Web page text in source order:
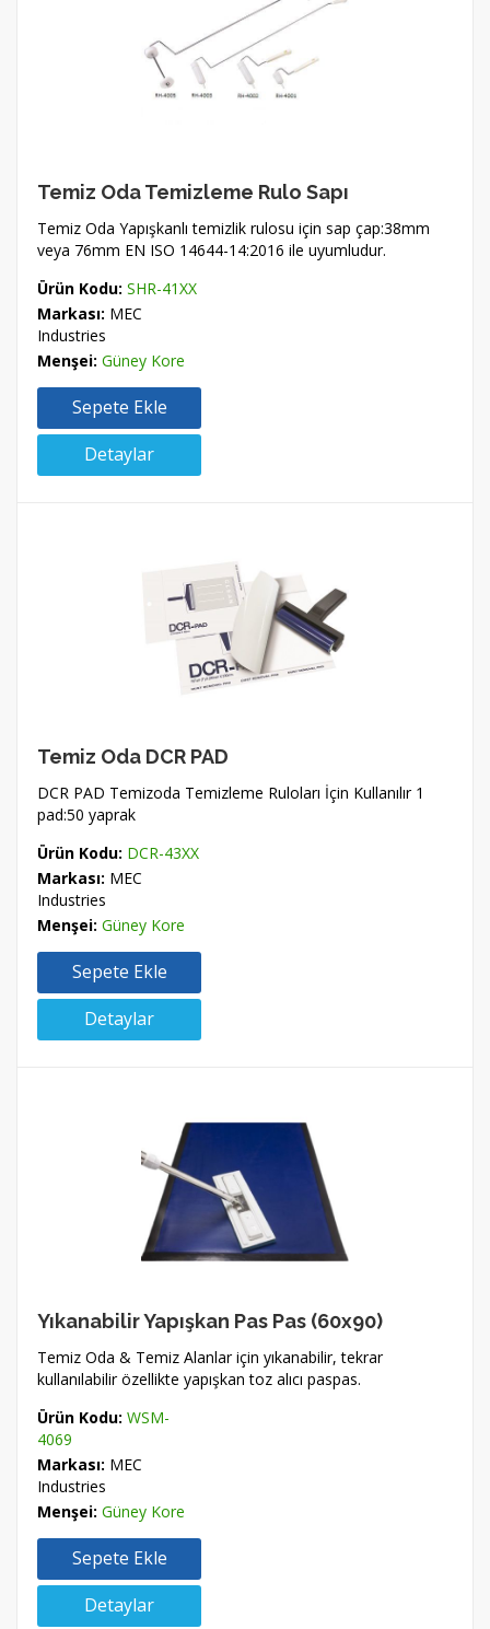
Temiz Oda Temizleme Rulo Sapı
Temiz Oda Yapışkanlı temizlik rulosu için sap çap:38mm
veya 76mm EN ISO 14644-14:2016 ile uyumludur.
Ürün Kodu: SHR-41XX
Markası: MEC
Industries
Menşei: Güney Kore
Sepete Ekle
Detaylar
Temiz Oda DCR PAD
DCR PAD Temizoda Temizleme Ruloları İçin Kullanılır 1
pad:50 yaprak
Ürün Kodu: DCR-43XX
Markası: MEC
Industries
Menşei: Güney Kore
Sepete Ekle
Detaylar
Yıkanabilir Yapışkan Pas Pas (60x90)
Temiz Oda & Temiz Alanlar için yıkanabilir, tekrar
kullanılabilir özellikte yapışkan toz alıcı paspas.
Ürün Kodu: WSM-
4069
Markası: MEC
Industries
Menşei: Güney Kore
Sepete Ekle
Detaylar